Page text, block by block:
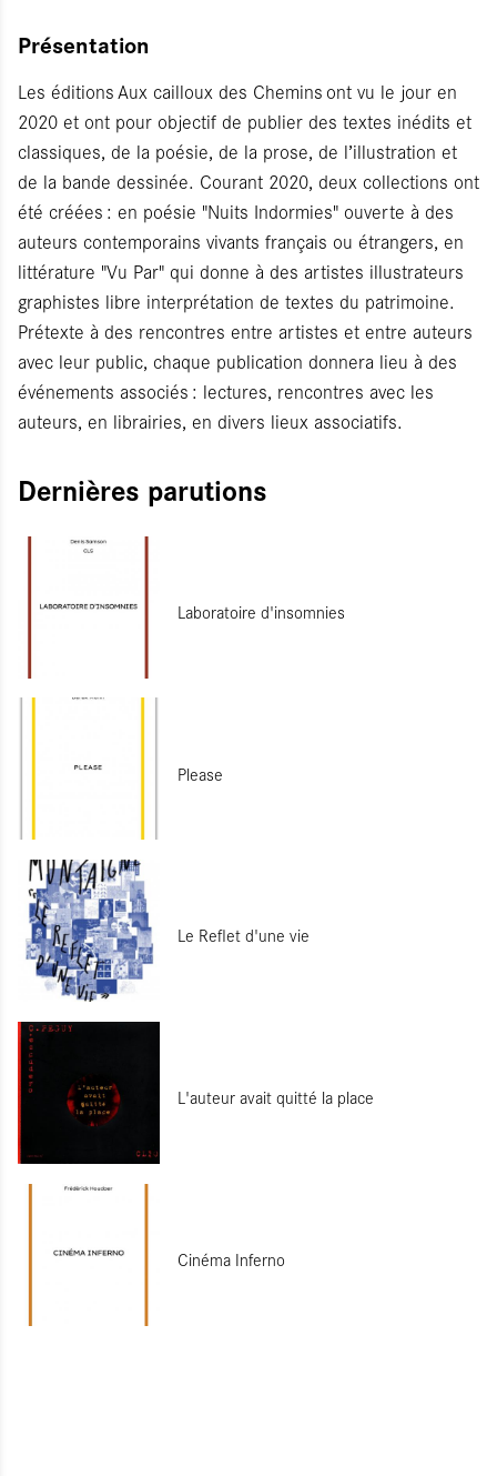
Présentation
Les éditions Aux cailloux des Chemins ont vu le jour en
2020 et ont pour objectif de publier des textes inédits et
classiques, de la poésie, de la prose, de l’illustration et
de la bande dessinée. Courant 2020, deux collections ont
été créées : en poésie "Nuits Indormies" ouverte à des
auteurs contemporains vivants français ou étrangers, en
littérature "Vu Par" qui donne à des artistes illustrateurs
graphistes libre interprétation de textes du patrimoine.
Prétexte à des rencontres entre artistes et entre auteurs
avec leur public, chaque publication donnera lieu à des
événements associés : lectures, rencontres avec les
auteurs, en librairies, en divers lieux associatifs.
Dernières parutions
Laboratoire d'insomnies
Please
Le Reflet d'une vie
L'auteur avait quitté la place
Cinéma Inferno